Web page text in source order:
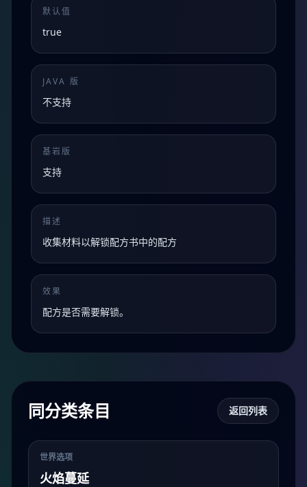
默认值
true
JAVA 版
不支持
基岩版
支持
描述
收集材料以解锁配方书中的配方
效果
配方是否需要解锁。
同分类条目 返回列表
世界选项
火焰蔓延